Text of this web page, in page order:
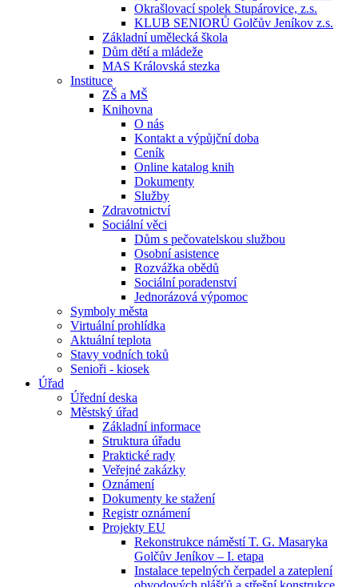
Okrašlovací spolek Stupárovice, z.s.
KLUB SENIORŮ Golčův Jeníkov z.s.
Základní umělecká škola
Dům dětí a mládeže
MAS Královská stezka
Instituce
ZŠ a MŠ
Knihovna
O nás
Kontakt a výpůjční doba
Ceník
Online katalog knih
Dokumenty
Služby
Zdravotnictví
Sociální věci
Dům s pečovatelskou službou
Osobní asistence
Rozvážka obědů
Sociální poradenství
Jednorázová výpomoc
Symboly města
Virtuální prohlídka
Aktuální teplota
Stavy vodních toků
Senioři - kiosek
Úřad
Úřední deska
Městský úřad
Základní informace
Struktura úřadu
Praktické rady
Veřejné zakázky
Oznámení
Dokumenty ke stažení
Registr oznámení
Projekty EU
Rekonstrukce náměstí T. G. Masaryka
Golčův Jeníkov – I. etapa
Instalace tepelných čerpadel a zateplení